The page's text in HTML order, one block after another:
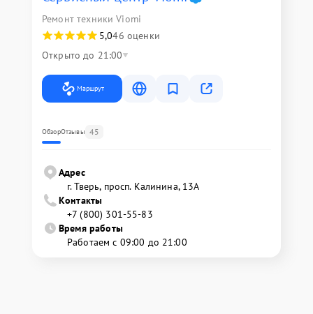
Ремонт техники Viomi
5,046 оценки
Открыто до 21:00
Маршрут
ОбзорОтзывы 45
Адрес
г. Тверь, просп. Калинина, 13А
Контакты
+7 (800) 301-55-83
Время работы
Работаем с 09:00 до 21:00